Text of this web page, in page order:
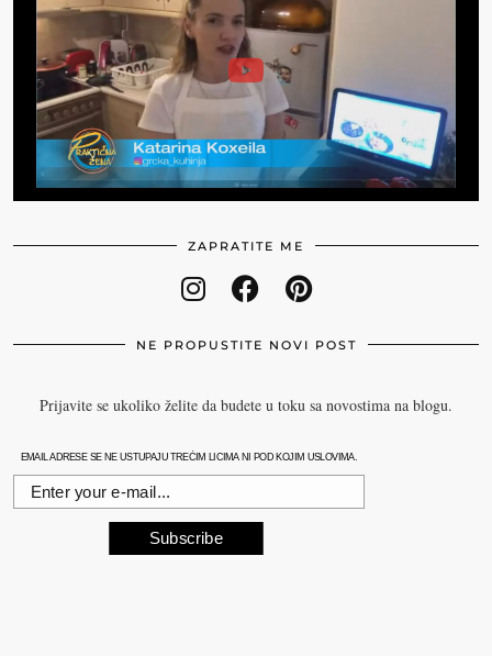
ZAPRATITE ME
NE PROPUSTITE NOVI POST
Prijavite se ukoliko želite da budete u toku sa novostima na blogu.
Subscribe
EMAIL ADRESE SE NE USTUPAJU TREĆIM LICIMA NI POD KOJIM USLOVIMA.